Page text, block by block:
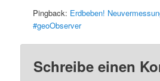
Pingback: Erdbeben!
#geoObserver
Schreibe einen